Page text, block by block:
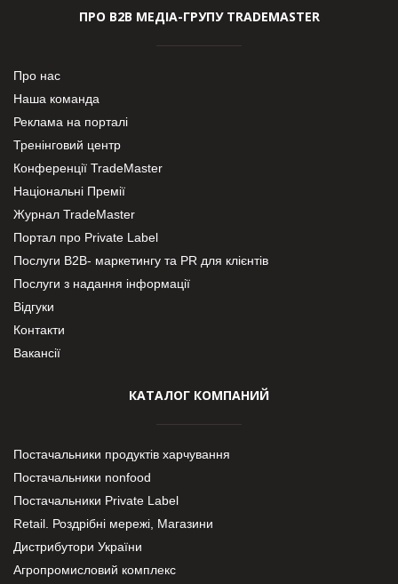
ПРО В2В МЕДІА-ГРУПУ TRADEMASTER
Про нас
Наша команда
Реклама на порталі
Тренінговий центр
Конференції TradeMaster
Національні Премії
Журнал TradeMaster
Портал про Private Label
Послуги В2В- маркетингу та PR для клієнтів
Послуги з надання інформації
Відгуки
Контакти
Вакансії
КАТАЛОГ КОМПАНИЙ
Постачальники продуктів харчування
Постачальники nonfood
Постачальники Private Label
Retail. Роздрібні мережі, Магазини
Дистрибутори України
Агропромисловий комплекс